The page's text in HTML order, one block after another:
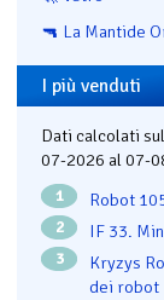
🔫 La Mantide
I più venduti
Dati calcolati
07-2026 al 07-
1 Robot
2 IF 33.
3
Kryzys
dei robot